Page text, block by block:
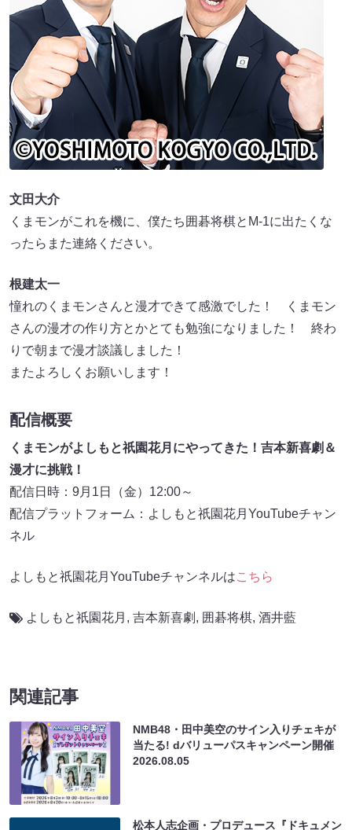
文田大介
くまモンがこれを機に、僕たち囲碁将棋とM-1に出たくな
ったらまた連絡ください。
根建太一
憧れのくまモンさんと漫才できて感激でした！ くまモン
さんの漫才の作り方とかとても勉強になりました！ 終わ
りで朝まで漫才談議しました！
またよろしくお願いします！
配信概要
くまモンがよしもと祇園花月にやってきた！吉本新喜劇＆
漫才に挑戦！
配信日時：9月1日（金）12:00～
配信プラットフォーム：よしもと祇園花月YouTubeチャン
ネル
よしもと祇園花月YouTubeチャンネルはこちら
よしもと祇園花月 , 吉本新喜劇 , 囲碁将棋, 酒井藍
関連記事
NMB48・田中美空のサイン入りチェキが
当たる! dバリューパスキャンペーン開催
2026.08.05
松本人志企画・プロデュース『ドキュメン